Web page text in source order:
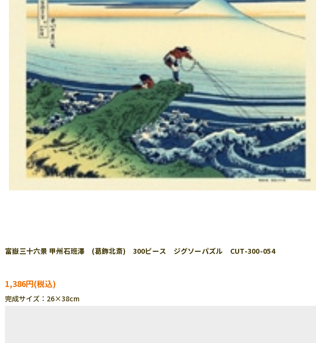
富嶽三十六景 甲州石班澤 (葛飾北斎) 300ピース ジグソーパズル CUT-300-054
1,386円
完成サイズ：26×38cm